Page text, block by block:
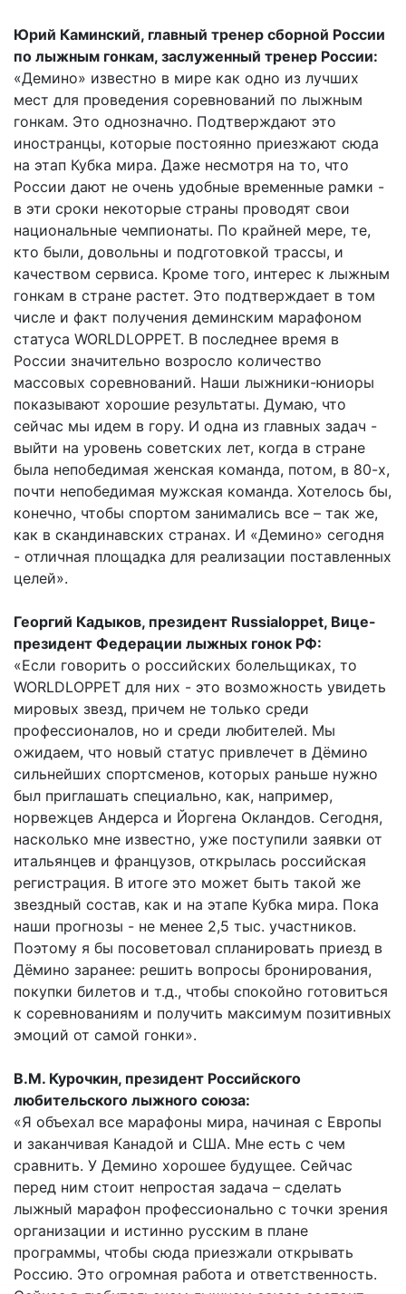
Юрий Каминский, главный тренер сборной России
по лыжным гонкам, заслуженный тренер России:
«Демино» известно в мире как одно из лучших
мест для проведения соревнований по лыжным
гонкам. Это однозначно. Подтверждают это
иностранцы, которые постоянно приезжают сюда
на этап Кубка мира. Даже несмотря на то, что
России дают не очень удобные временные рамки -
в эти сроки некоторые страны проводят свои
национальные чемпионаты. По крайней мере, те,
кто были, довольны и подготовкой трассы, и
качеством сервиса. Кроме того, интерес к лыжным
гонкам в стране растет. Это подтверждает в том
числе и факт получения деминским марафоном
статуса WORLDLOPPET. В последнее время в
России значительно возросло количество
массовых соревнований. Наши лыжники-юниоры
показывают хорошие результаты. Думаю, что
сейчас мы идем в гору. И одна из главных задач -
выйти на уровень советских лет, когда в стране
была непобедимая женская команда, потом, в 80-х,
почти непобедимая мужская команда. Хотелось бы,
конечно, чтобы спортом занимались все – так же,
как в скандинавских странах. И «Демино» сегодня
- отличная площадка для реализации поставленных
целей».
Георгий Кадыков, президент Russialoppet, Вице-
президент Федерации лыжных гонок РФ:
«Если говорить о российских болельщиках, то
WORLDLOPPET для них - это возможность увидеть
мировых звезд, причем не только среди
профессионалов, но и среди любителей. Мы
ожидаем, что новый статус привлечет в Дёмино
сильнейших спортсменов, которых раньше нужно
был приглашать специально, как, например,
норвежцев Андерса и Йоргена Окландов. Сегодня,
насколько мне известно, уже поступили заявки от
итальянцев и французов, открылась российская
регистрация. В итоге это может быть такой же
звездный состав, как и на этапе Кубка мира. Пока
наши прогнозы - не менее 2,5 тыс. участников.
Поэтому я бы посоветовал спланировать приезд в
Дёмино заранее: решить вопросы бронирования,
покупки билетов и т.д., чтобы спокойно готовиться
к соревнованиям и получить максимум позитивных
эмоций от самой гонки».
В.М. Курочкин, президент Российского
любительского лыжного союза:
«Я объехал все марафоны мира, начиная с Европы
и заканчивая Канадой и США. Мне есть с чем
сравнить. У Демино хорошее будущее. Сейчас
перед ним стоит непростая задача – сделать
лыжный марафон профессионально с точки зрения
организации и истинно русским в плане
программы, чтобы сюда приезжали открывать
Россию. Это огромная работа и ответственность.